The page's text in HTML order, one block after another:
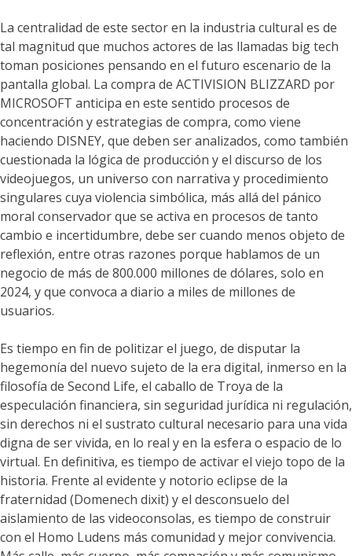
La centralidad de este sector en la industria cultural es de
tal magnitud que muchos actores de las llamadas big tech
toman posiciones pensando en el futuro escenario de la
pantalla global. La compra de ACTIVISION BLIZZARD por
MICROSOFT anticipa en este sentido procesos de
concentración y estrategias de compra, como viene
haciendo DISNEY, que deben ser analizados, como también
cuestionada la lógica de producción y el discurso de los
videojuegos, un universo con narrativa y procedimiento
singulares cuya violencia simbólica, más allá del pánico
moral conservador que se activa en procesos de tanto
cambio e incertidumbre, debe ser cuando menos objeto de
reflexión, entre otras razones porque hablamos de un
negocio de más de 800.000 millones de dólares, solo en
2024, y que convoca a diario a miles de millones de
usuarios.
Es tiempo en fin de politizar el juego, de disputar la
hegemonía del nuevo sujeto de la era digital, inmerso en la
filosofía de Second Life, el caballo de Troya de la
especulación financiera, sin seguridad jurídica ni regulación,
sin derechos ni el sustrato cultural necesario para una vida
digna de ser vivida, en lo real y en la esfera o espacio de lo
virtual. En definitiva, es tiempo de activar el viejo topo de la
historia. Frente al evidente y notorio eclipse de la
fraternidad (Domenech dixit) y el desconsuelo del
aislamiento de las videoconsolas, es tiempo de construir
con el Homo Ludens más comunidad y mejor convivencia.